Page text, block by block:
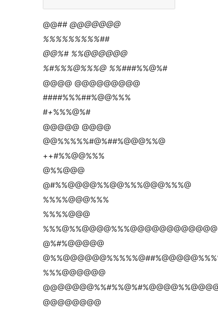
@@## @@@@@@@
%%%%%%%%%##
@@%# %%@@@@@@
%#%%%@%%%@ %%###%%@%#
@@@@ @@@@@@@@@
####%%%##%@@%%%
#+%%%@%#
@@@@@ @@@@
@@%%%%%#@%##%@@@%%@
++#%%@@%%%
@%%@@@
@#%%@@@@%%@@%%%@@@%%%@
%%%%@@@%%%
%%%%@@@
%%%@%%@@@@%%%@@@@@@@@@@@@
@%#%@@@@@
%%%@@@@@@
@@@@@@@@